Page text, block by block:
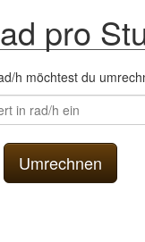
pro
h möchtest du